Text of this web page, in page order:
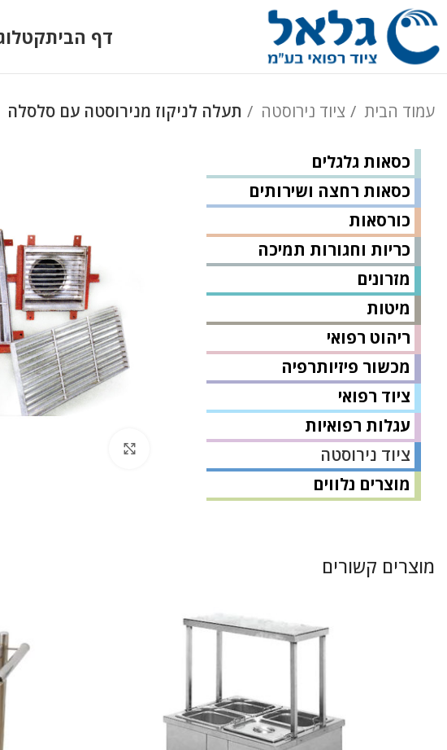
דף הבית
עמוד הבית ציוד נירוסטה תעלה לניקוז מנירוסטה עם סלסלה
כסאות גלגלים
כסאות רחצה ושירותים
כורסאות
כריות וחגורות תמיכה
מזרונים
מיטות
ריהוט רפואי
מכשור פיזיותרפיה
ציוד רפואי
עגלות רפואיות
ציוד נירוסטה
מוצרים נלווים
מוצרים קשורים